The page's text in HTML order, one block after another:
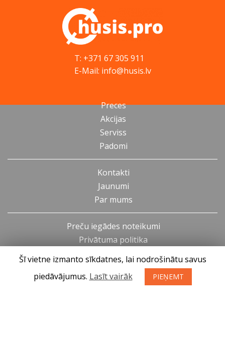
T: +371 67 305 911
E-Mail: info@husis.lv
Preces
Akcijas
Serviss
Padomi
Kontakti
Jaunumi
Par mums
Preču iegādes noteikumi
Privātuma politika
Šī vietne izmanto sīkdatnes, lai nodrošinātu savus
piedāvājumus. Lasīt vairāk PIEŅEMT